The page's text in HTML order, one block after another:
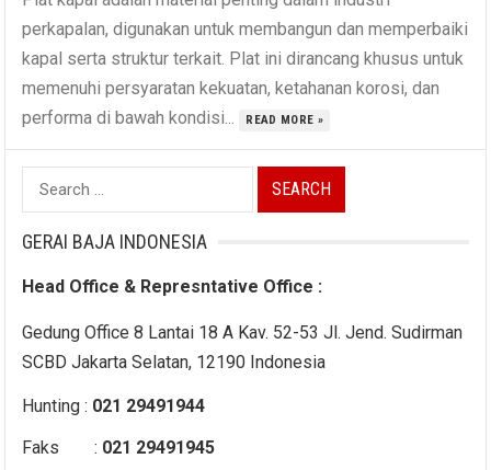
perkapalan, digunakan untuk membangun dan memperbaiki
kapal serta struktur terkait. Plat ini dirancang khusus untuk
memenuhi persyaratan kekuatan, ketahanan korosi, dan
performa di bawah kondisi...
READ MORE »
Search
for:
GERAI BAJA INDONESIA
Head Office & Represntative Office :
Gedung Office 8 Lantai 18 A Kav. 52-53 Jl. Jend. Sudirman
SCBD Jakarta Selatan, 12190 Indonesia
Hunting : 021 29491944
Faks : 021 29491945